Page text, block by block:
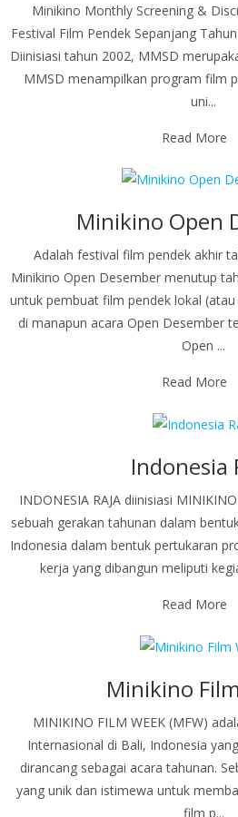
Minikino Monthly Screening &
Festival Film Pendek Sepanjang
Diinisiasi tahun 2002, MMSD
MMSD menampilkan program film
uni...
Read More
Minikino Open
Adalah festival film pendek akhir
Minikino Open Desember menutup
untuk pembuat film pendek lokal
di manapun acara Open Desember
Open ...
Read More
Indonesia
INDONESIA RAJA diinisiasi
sebuah gerakan tahunan dalam
Indonesia dalam bentuk pertukaran
kerja yang dibangun meliputi
Read More
Minikino
MINIKINO FILM WEEK (MFW)
Internasional di Bali, Indonesia
dirancang sebagai acara tahunan.
yang unik dan istimewa untuk
film p...